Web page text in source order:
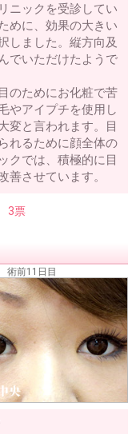
ニックを受診してい
めに、効果の大きい
しました。縦方向及
でいただけたようで
のためにお化粧で苦
やアイプチを使用し
変と言われます。目
れるために顔全体の
クでは、積極的に目
善させています。
3票
術前11日目